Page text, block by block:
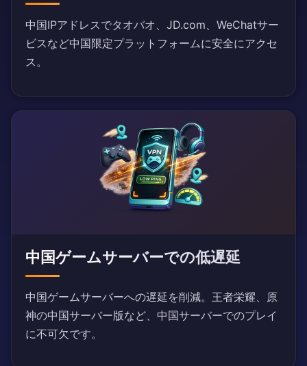
中国IPアドレスでタオバオ、JD.com、WeChatサー
ビスなど中国限定プラットフォームに安全にアクセ
ス。
中国ゲームサーバーでの低遅延
中国ゲームサーバーへの遅延を削減。王者栄耀、原
神の中国サーバー版など、中国サーバーでのプレイ
に不可欠です。